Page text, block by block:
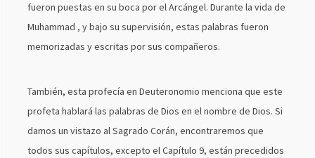
fueron puestas en su boca por el Arcángel. Durante la vida de
Muhammad , y bajo su supervisión, estas palabras fueron
memorizadas y escritas por sus compañeros.
También, esta profecía en Deuteronomio menciona que este
profeta hablará las palabras de Dios en el nombre de Dios. Si
damos un vistazo al Sagrado Corán, encontraremos que
todos sus capítulos, excepto el Capítulo 9, están precedidos